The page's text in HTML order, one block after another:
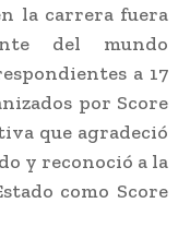
la carrera fuera
del mundo
a 17
por Score
que agradeció
y reconoció a la
como Score